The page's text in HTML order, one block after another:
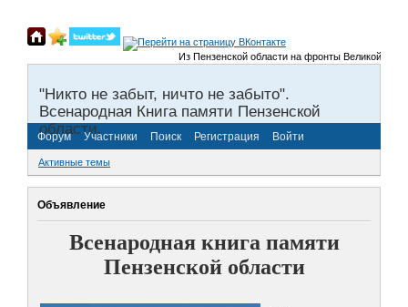
Из Пензенской области на фронты Великой
"Никто не забыт, ничто не забыто".
Всенародная Книга памяти Пензенской
области.
Форум Участники Поиск Регистрация Войти
Активные темы
Объявление
Всенародная книга памяти
Пензенской области